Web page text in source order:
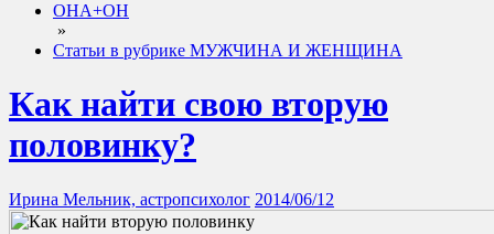
ОНА+ОН
»
Статьи в рубрике МУЖЧИНА И ЖЕНЩИНА
Как найти свою вторую
половинку?
Ирина Мельник, астропсихолог 2014/06/12